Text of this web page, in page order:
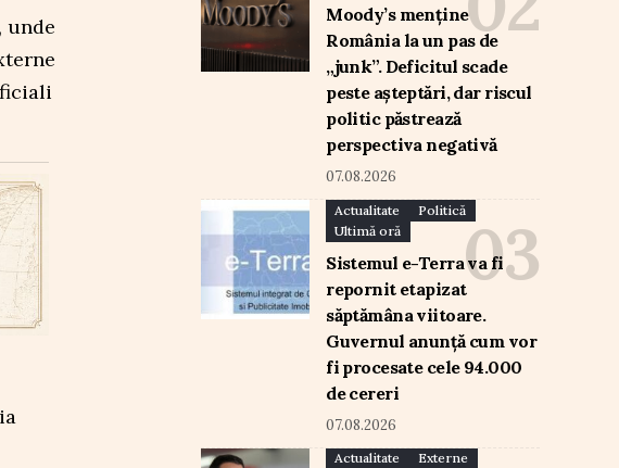
unde
Moody’s menține
România la un pas de
„junk”. Deficitul scade
peste așteptări, dar riscul
politic păstrează
perspectiva negativă
07.08.2026
Actualitate
Politică
Ultimă oră
Sistemul e-Terra va fi
repornit etapizat
săptămâna viitoare.
Guvernul anunță cum vor
fi procesate cele 94.000
de cereri
07.08.2026
Actualitate
Externe